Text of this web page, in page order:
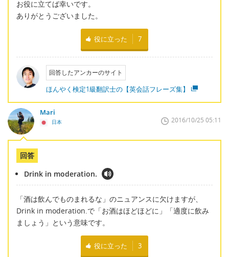
お役に立てば幸いです。
ありがとうございました。
役に立った 7
回答したアンカーのサイト
ほんやく検定1級翻訳士の【英会話フレーズ集】
Mari
日本 2016/10/25 05:11
回答
Drink in moderation.
「酒は飲んでものまれるな」のニュアンスに欠けますが、
Drink in moderation.で「お酒はほどほどに」「適度に飲み
ましょう」という意味です。
役に立った 3